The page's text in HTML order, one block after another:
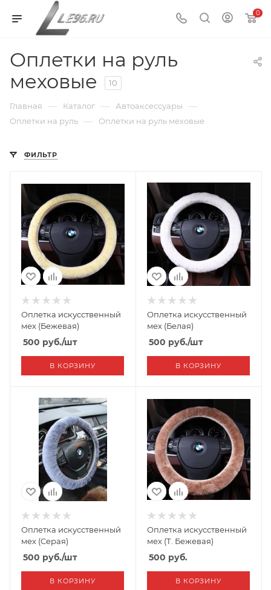
0
Оплетки на руль
меховые
10
Главная — Каталог — Автоаксессуары —
Оплетки на руль — Оплетки на руль меховые
ФИЛЬТР
Оплетка искусственный
мех (Бежевая)
500 руб./шт
В КОРЗИНУ
Оплетка искусственный
мех (Белая)
500 руб./шт
В КОРЗИНУ
Оплетка искусственный
мех (Серая)
500 руб./шт
В КОРЗИНУ
Оплетка искусственный
мех (Т. Бежевая)
500 руб.
В КОРЗИНУ